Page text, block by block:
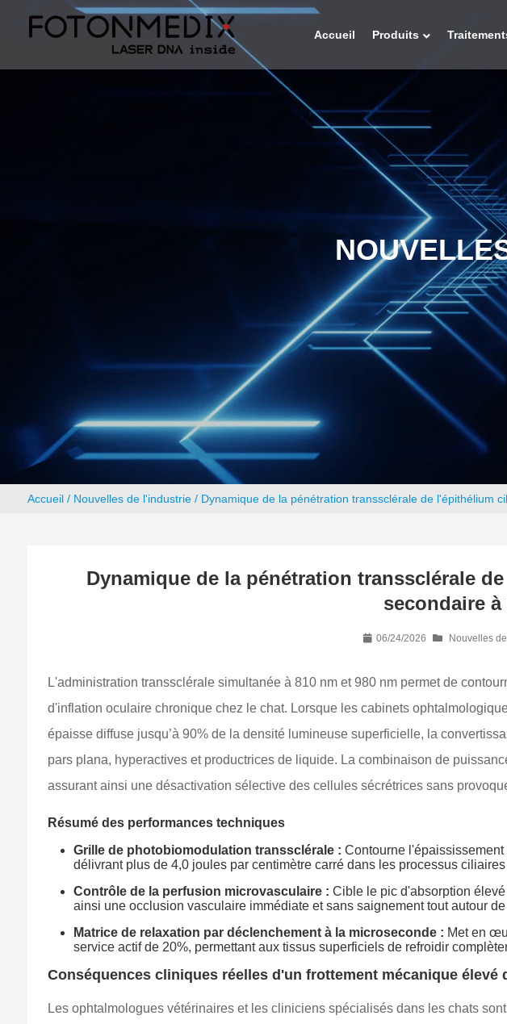
Accueil Produits
Accueil/ Nouvelles de l'industrie/ Dynamique de la pénétration transsclérale de l'épithélium
Dynamique de la pénétration transsclérale
secondaire
06/24/2026 Nouvelles
L'administration transsclérale simultanée à 810 nm et 980 nm permet de
d'inflation oculaire chronique chez le chat. Lorsque les cabinets
épaisse diffuse jusqu’à 90% de la densité lumineuse superficielle, la
pars plana, hyperactives et productrices de liquide. La combinaison de
assurant ainsi une désactivation sélective des cellules sécrétrices sans
Résumé des performances techniques
Grille de photobiomodulation transsclérale : Contourne
délivrant plus de 4,0 joules par centimètre carré dans les processus
Contrôle de la perfusion microvasculaire : Cible le pic d'absorption
ainsi une occlusion vasculaire immédiate et sans saignement tout autour
Matrice de relaxation par déclenchement à la microseconde : Met en
service actif de 20%, permettant aux tissus superficiels de refroidir
Conséquences cliniques réelles d'un frottement mécanique élevé
Les ophtalmologues vétérinaires et les cliniciens spécialisés dans les chats